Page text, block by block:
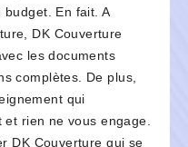
En fait. A
DK Couverture
les documents
complètes. De plus,
qui
rien ne vous engage.
DK Couverture qui se